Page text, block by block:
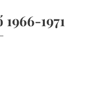
1971